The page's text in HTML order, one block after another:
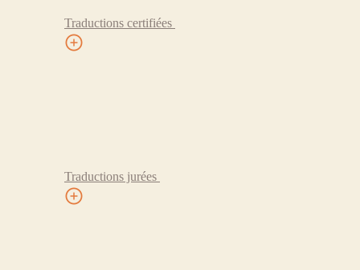
Traductions certifiées
Traductions jurées